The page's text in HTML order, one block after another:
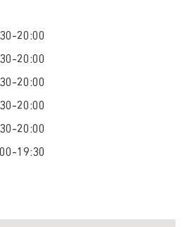
20:00
20:00
20:00
20:00
20:00
19:30